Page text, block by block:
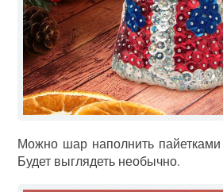
Можно шар наполнить пайетками
Будет выглядеть необычно.